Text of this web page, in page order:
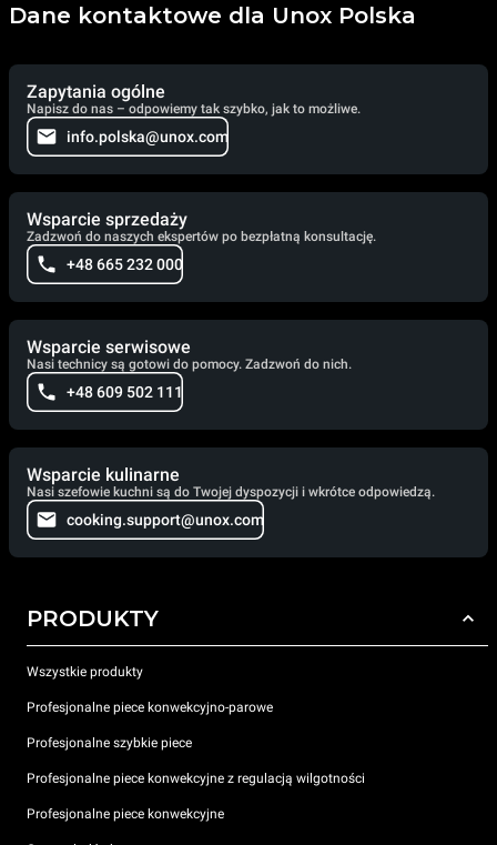
Dane kontaktowe dla Unox Polska
Zapytania ogólne
Napisz do nas – odpowiemy tak szybko, jak to możliwe.
info.polska@unox.com
Wsparcie sprzedaży
Zadzwoń do naszych ekspertów po bezpłatną konsultację.
+48 665 232 000
Wsparcie serwisowe
Nasi technicy są gotowi do pomocy. Zadzwoń do nich.
+48 609 502 111
Wsparcie kulinarne
Nasi szefowie kuchni są do Twojej dyspozycji i wkrótce odpowiedzą.
cooking.support@unox.com
PRODUKTY
Wszystkie produkty
Profesjonalne piece konwekcyjno-parowe
Profesjonalne szybkie piece
Profesjonalne piece konwekcyjne z regulacją wilgotności
Profesjonalne piece konwekcyjne